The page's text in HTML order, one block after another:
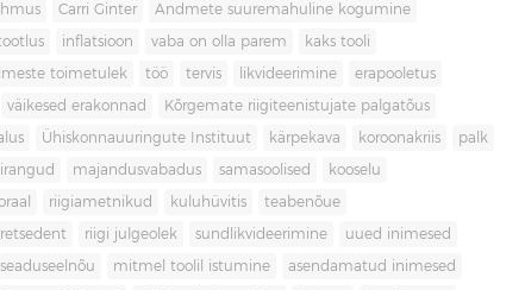
Carri Ginter Andmete suuremahuline kogumine
inflatsioon vaba on olla parem kaks tooli
toimetulek töö tervis likvideerimine erapooletus
väikesed erakonnad Kõrgemate riigiteenistujate palgatõus
Ühiskonnauuringute Instituut kärpekava koroonakriis palk
majandusvabadus samasoolised kooselu
riigiametnikud kuluhüvitis teabenõue
riigi julgeolek sundlikvideerimine uued inimesed
seaduseelnõu mitmel toolil istumine asendamatud inimesed